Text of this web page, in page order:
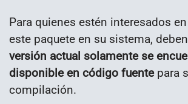
Para quienes estén interesados
este paquete en su sistema,
versión actual solamente se
disponible en código fuentepara
compilación.